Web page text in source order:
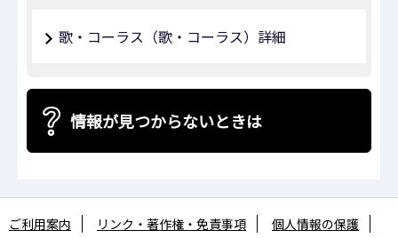
歌・コーラス（歌・コーラス）詳細
情報が見つからないときは
ご利用案内 リンク・著作権・免責事項
個人情報の保護